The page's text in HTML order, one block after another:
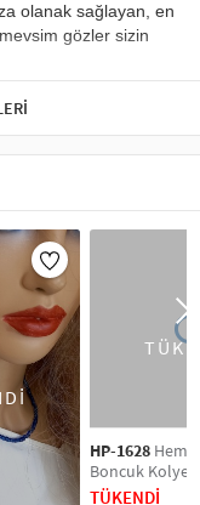
olanak sağlayan, en
gözler sizin
güvenle
maddelere temas
aksesuarlardan
ve zarafeti bir araya
mükemmel bir tercih
Ayrıca taşlı
seçenek sunar. Kolye
ile dikkat çeker. Altın,
her anınızı
koleksiyonumuzu
HP-1628
Boncuk Kolye,
Kolye
TÜKENDİ